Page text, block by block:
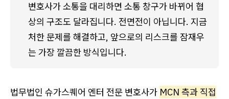
변호사가 소통을 대리하면 소통 창구가 바뀌어 협
상의 구조도 달라집니다. 전면전이 아닙니다. 지금
처한 문제를 해결하고, 앞으로의 리스크를 잠재우
는 가장 깔끔한 방식입니다.
법무법인 슈가스퀘어 엔터 전문 변호사가 MCN 측과 직접